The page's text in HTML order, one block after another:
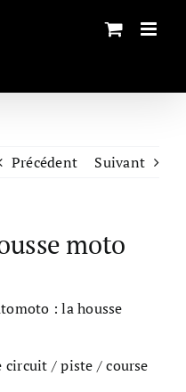
Précédent Suivant
moto
: la housse
circuit / piste / course